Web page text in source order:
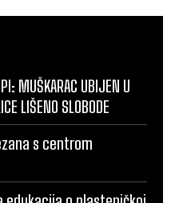
MUŠKARAC UBIJEN U
LIŠENO SLOBODE
s centrom